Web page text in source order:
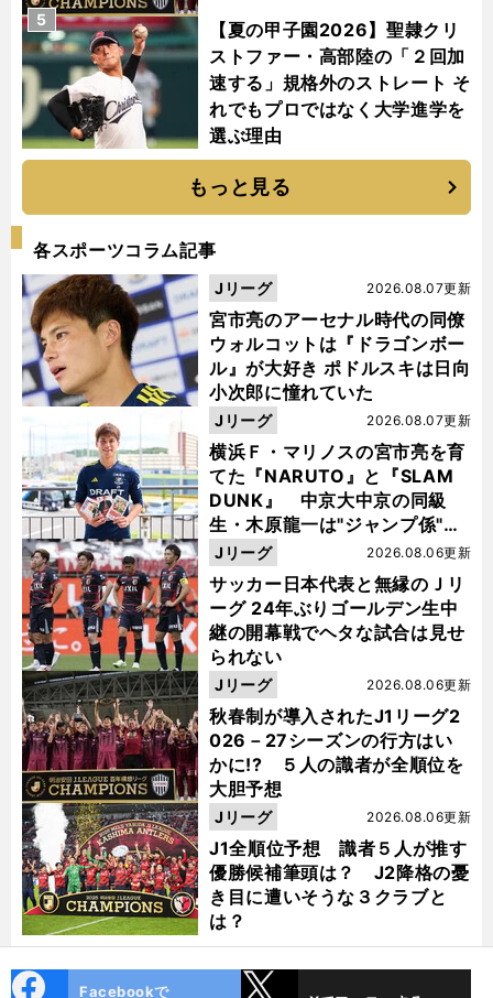
【夏の甲子園2026】聖隷クリ
ストファー・高部陸の「２回加
速する」規格外のストレート そ
れでもプロではなく大学進学を
選ぶ理由
5
もっと見る
各スポーツコラム記事
宮市亮のアーセナル時代の同僚
ウォルコットは『ドラゴンボー
ル』が大好き ポドルスキは日向
小次郎に憧れていた
2026.08.07更新
Jリーグ
横浜Ｆ・マリノスの宮市亮を育
てた『NARUTO』と『SLAM
DUNK』 中京大中京の同級
生・木原龍一は"ジャンプ係"だ
った
2026.08.07更新
Jリーグ
サッカー日本代表と無縁のＪリ
ーグ 24年ぶりゴールデン生中
継の開幕戦でヘタな試合は見せ
られない
2026.08.06更新
Jリーグ
秋春制が導入されたJ1リーグ2
026－27シーズンの行方はい
かに!? ５人の識者が全順位を
大胆予想
2026.08.06更新
Jリーグ
J1全順位予想 識者５人が推す
優勝候補筆頭は？ J2降格の憂
き目に遭いそうな３クラブと
は？
2026.08.06更新
Jリーグ
Facebookで